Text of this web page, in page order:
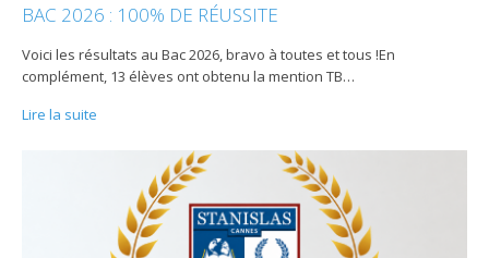
BAC 2026 : 100% DE RÉUSSITE
Voici les résultats au Bac 2026, bravo à toutes et tous !En
complément, 13 élèves ont obtenu la mention TB…
Lire la suite